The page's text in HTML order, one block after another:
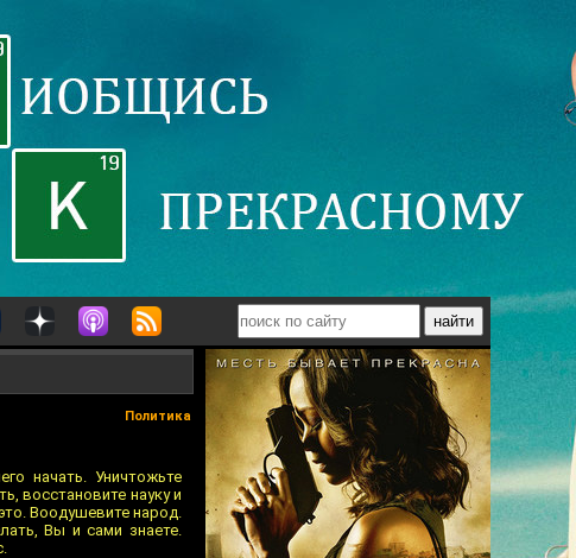
Политика
начать. Уничтожьте
восстановите науку и
Воодушевите народ.
Вы и сами знаете.